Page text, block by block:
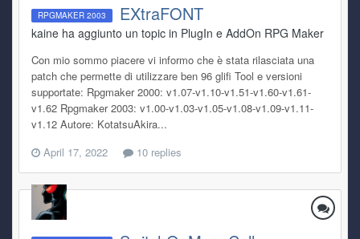
RPGMAKER 2003 EXtraFONT
kaine ha aggiunto un topic in PlugIn e AddOn RPG Maker
Con mio sommo piacere vi informo che è stata rilasciata una
patch che permette di utilizzare ben 96 glifi Tool e versioni
supportate: Rpgmaker 2000: v1.07-v1.10-v1.51-v1.60-v1.61-
v1.62 Rpgmaker 2003: v1.00-v1.03-v1.05-v1.08-v1.09-v1.11-
v1.12 Autore: KotatsuAkira...
April 17, 2022
10 replies